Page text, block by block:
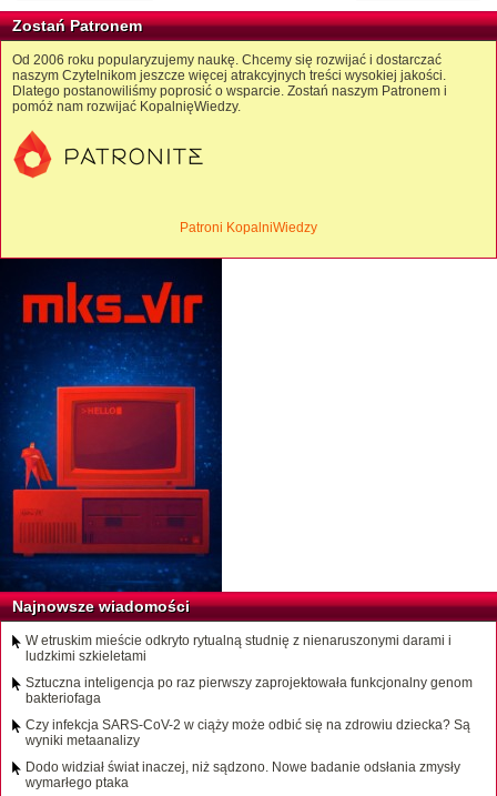
Zostań Patronem
Od 2006 roku popularyzujemy naukę. Chcemy się rozwijać i dostarczać
naszym Czytelnikom jeszcze więcej atrakcyjnych treści wysokiej jakości.
Dlatego postanowiliśmy poprosić o wsparcie. Zostań naszym Patronem i
pomóż nam rozwijać KopalnięWiedzy.
Patroni KopalniWiedzy
Najnowsze wiadomości
W etruskim mieście odkryto rytualną studnię z nienaruszonymi darami i
ludzkimi szkieletami
Sztuczna inteligencja po raz pierwszy zaprojektowała funkcjonalny genom
bakteriofaga
Czy infekcja SARS-CoV-2 w ciąży może odbić się na zdrowiu dziecka? Są
wyniki metaanalizy
Dodo widział świat inaczej, niż sądzono. Nowe badanie odsłania zmysły
wymarłego ptaka